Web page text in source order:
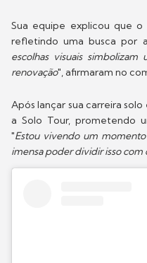
Sua equipe explicou que o
refletindo uma busca por
escolhas visuais
renovação", afirmaram no
Após lançar sua carreira solo
a Solo Tour, prometendo
"Estou vivendo um
imensa poder dividir isso com